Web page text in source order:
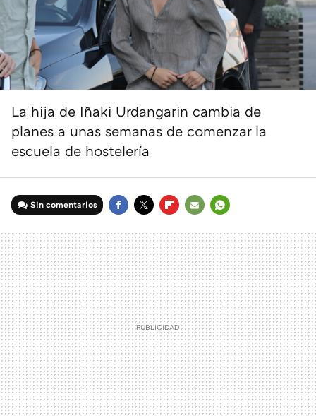
La hija de Iñaki Urdangarin cambia de
planes a unas semanas de comenzar la
escuela de hostelería
Sin comentarios
MAIL